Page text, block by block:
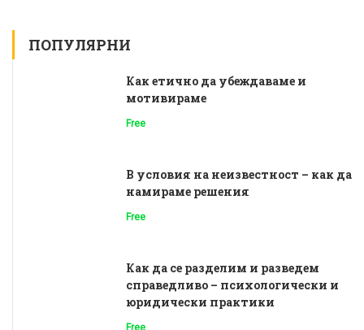
ПОПУЛЯРНИ
Как етично да убеждаваме и
мотивираме
Free
В условия на неизвестност – как да
намираме решения
Free
Как да се разделим и разведем
справедливо – психологически и
юридически практики
Free